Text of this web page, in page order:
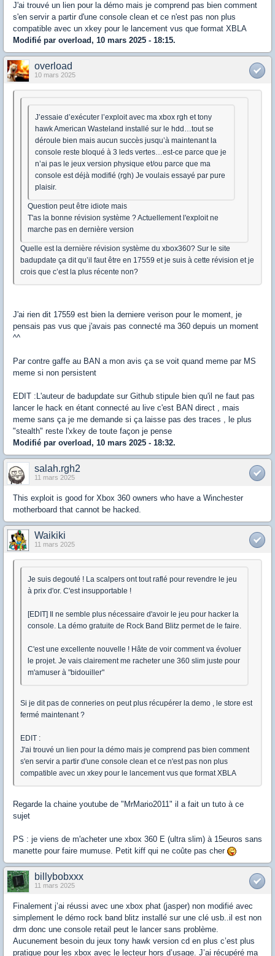
J'ai trouvé un lien pour la démo mais je comprend pas bien comment
s'en servir a partir d'une console clean et ce n'est pas non plus
compatible avec un xkey pour le lancement vus que format XBLA
Modifié par overload, 10 mars 2025 - 18:15.
overload
10 mars 2025
J’essaie d’exécuter l’exploit avec ma xbox rgh et tony
hawk American Wasteland installé sur le hdd…tout se
déroule bien mais aucun succès jusqu’à maintenant la
console reste bloqué à 3 leds vertes…est-ce parce que je
n’ai pas le jeux version physique et/ou parce que ma
console est déjà modifié (rgh) Je voulais essayé par pure
plaisir.
Question peut être idiote mais
T'as la bonne révision système ? Actuellement l'exploit ne
marche pas en dernière version
Quelle est la dernière révision système du xbox360? Sur le site
badupdate ça dit qu’il faut être en 17559 et je suis à cette révision et je
crois que c’est la plus récente non?
J'ai rien dit 17559 est bien la derniere verison pour le moment, je
pensais pas vus que j'avais pas connecté ma 360 depuis un moment
^^
Par contre gaffe au BAN a mon avis ça se voit quand meme par MS
meme si non persistent
EDIT :L'auteur de badupdate sur Github stipule bien qu'il ne faut pas
lancer le hack en étant connecté au live c'est BAN direct , mais
meme sans ça je me demande si ça laisse pas des traces , le plus
"stealth" reste l'xkey de toute façon je pense
Modifié par overload, 10 mars 2025 - 18:32.
salah.rgh2
11 mars 2025
This exploit is good for Xbox 360 owners who have a Winchester
motherboard that cannot be hacked.
Waikiki
11 mars 2025
Je suis degouté ! La scalpers ont tout raflé pour revendre le jeu
à prix d'or. C'est insupportable !
[EDIT] Il ne semble plus nécessaire d'avoir le jeu pour hacker la
console. La démo gratuite de Rock Band Blitz permet de le faire.
C'est une excellente nouvelle ! Hâte de voir comment va évoluer
le projet. Je vais clairement me racheter une 360 slim juste pour
m'amuser à "bidouiller"
Si je dit pas de conneries on peut plus récupérer la demo , le store est
fermé maintenant ?
EDIT :
J'ai trouvé un lien pour la démo mais je comprend pas bien comment
s'en servir a partir d'une console clean et ce n'est pas non plus
compatible avec un xkey pour le lancement vus que format XBLA
Regarde la chaine youtube de "MrMario2011" il a fait un tuto à ce
sujet
PS : je viens de m'acheter une xbox 360 E (ultra slim) à 15euros sans
manette pour faire mumuse. Petit kiff qui ne coûte pas cher
billybobxxx
11 mars 2025
Finalement j’ai réussi avec une xbox phat (jasper) non modifié avec
simplement le démo rock band blitz installé sur une clé usb..il est non
drm donc une console retail peut le lancer sans problème.
Aucunement besoin du jeux tony hawk version cd en plus c’est plus
pratique pour les xbox avec le lecteur hors d’usage. J’ai récupéré ma